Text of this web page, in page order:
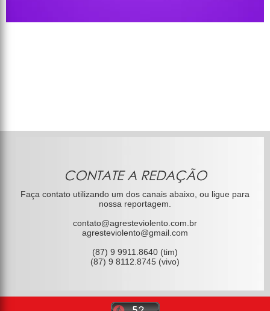
CONTATE A REDAÇÃO
Faça contato utilizando um dos canais abaixo, ou ligue para
nossa reportagem.
contato@agresteviolento.com.br
agresteviolento@gmail.com
(87) 9 9911.8640 (tim)
(87) 9 8112.8745 (vivo)